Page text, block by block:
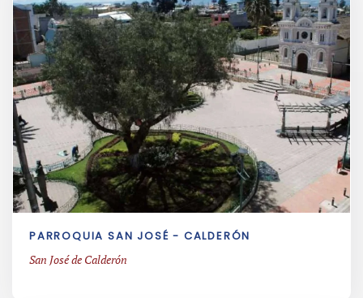
PARROQUIA SAN JOSÉ - CALDERÓN
San José de Calderón